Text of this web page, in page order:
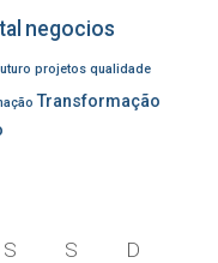
negocios
projetos qualidade
Transformação
S S D